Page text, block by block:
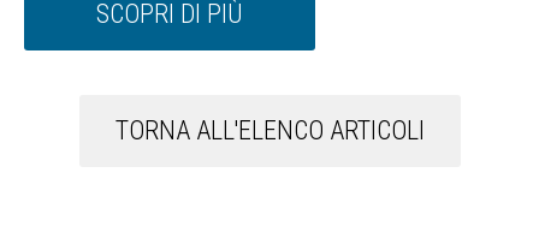
SCOPRI DI PIÙ
TORNA ALL'ELENCO ARTICOLI